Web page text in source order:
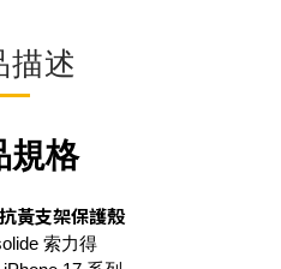
描述
規格
黃支架保護殼
索力得